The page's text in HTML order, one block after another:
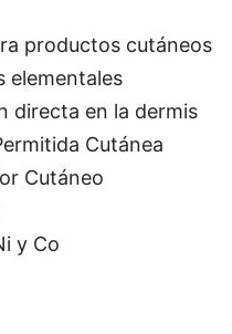
productos cutáneos
elementales
directa en la dermis
Cutánea
Cutáneo
y Co